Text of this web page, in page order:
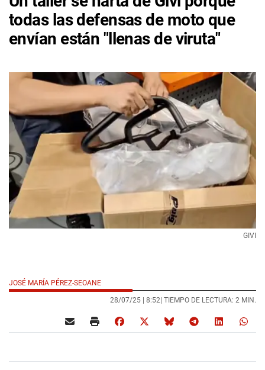
todas las defensas de moto que
envían están "llenas de viruta"
GIVI
JOSÉ MARÍA PÉREZ-SEOANE
28/07/25 | 8:52 | TIEMPO DE LECTURA: 2 MIN.